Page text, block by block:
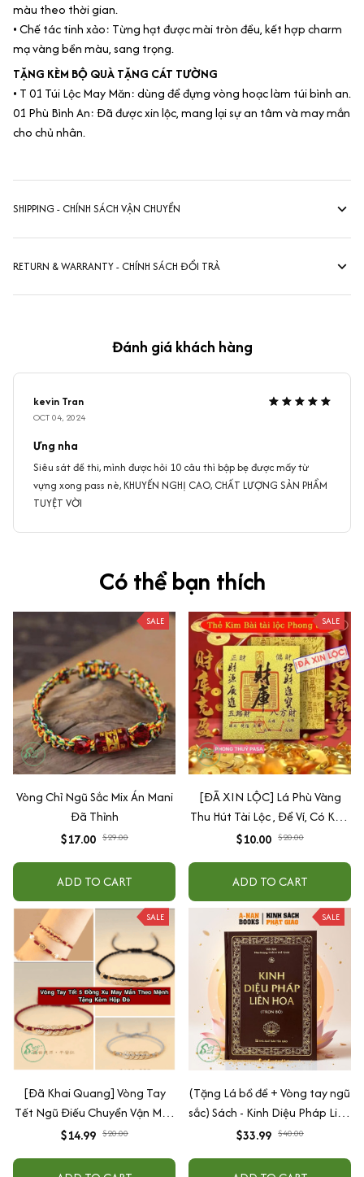
màu theo thời gian.
• Chế tác tinh xảo: Từng hạt được mài tròn đều, kết hợp charm
mạ vàng bền màu, sang trọng.
TẶNG KÈM BỘ QUÀ TẶNG CÁT TƯỜNG
• T 01 Túi Lộc May Măn: dùng để đựng vòng hoạc làm túi bình an.
01 Phù Bình An: Đã được xin lộc, mang lại sự an tâm và may mắn
cho chủ nhân.
SHIPPING - CHÍNH SÁCH VẬN CHUYỂN
RETURN & WARRANTY - CHÍNH SÁCH ĐỔI TRẢ
Đánh giá khách hàng
kevin Tran
OCT 04, 2024
Ưng nha
Siêu sát đề thi, mình được hỏi 10 câu thì bập bẹ được mấy từ
vựng xong pass nè, KHUYẾN NGHỊ CAO, CHẤT LƯỢNG SẢN PHẨM
TUYỆT VỜI
Có thể bạn thích
SALE
Vòng Chỉ Ngũ Sắc Mix Án Mani
Đã Thỉnh
$17.00 $29.00
ADD TO CART
SALE
[ĐÃ XIN LỘC] Lá Phù Vàng
Thu Hút Tài Lộc , Để Ví, Có Keo
Dán Điện Thoại, Trang Trí
$10.00 $20.00
ADD TO CART
SALE
[Đã Khai Quang] Vòng Tay
Tết Ngũ Điếu Chuyển Vận May
Mắn Bình An Theo Mệnh +
$14.99 $20.00
SALE
(Tặng Lá bồ đề + Vòng tay ngũ
sắc) Sách - Kinh Diệu Pháp Liên
Hoa - trọn bộ
$33.99 $40.00